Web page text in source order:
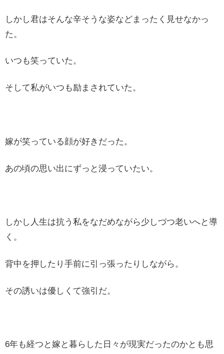
しかし君はそんな辛そうな姿などまったく見せなかっ
た。
いつも笑っていた。
そして私がいつも励まされていた。
嫁が笑っている顔が好きだった。
あの頃の思い出にずっと浸っていたい。
しかし人生は抗う私をなだめながら少しづつ老いへと導
く。
背中を押したり手前に引っ張ったりしながら。
その誘いは優しくて強引だ。
6年も経つと嫁と暮らした日々が現実だったのかとも思